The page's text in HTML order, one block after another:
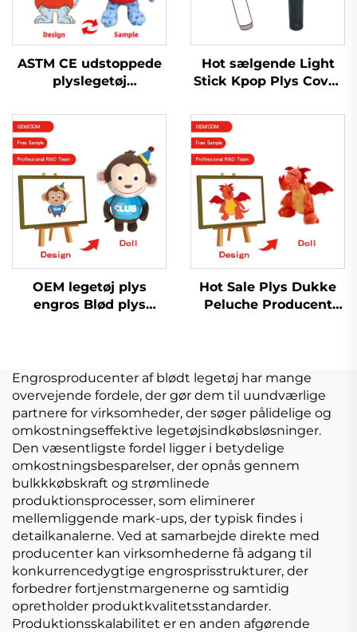
ASTM CE udstoppede
plyslegetøj
udstoppet blødt
plyslegetøj til salg
Hot sælgende Light
Stick Kpop Plys Cover
Pop Star Fans Musik
Koncert Fejring
OEM legetøj plys
engros Blød plys
Hot Sale Plys Dukke
Peluche Producent
Engrosproducenter af blødt legetøj har mange
overvejende fordele, der gør dem til uundværlige
partnere for virksomheder, der søger pålidelige og
omkostningseffektive legetøjsindkøbsløsninger.
Den væsentligste fordel ligger i betydelige
omkostningsbesparelser, der opnås gennem
bulkkkøbskraft og strømlinede
produktionsprocesser, som eliminerer
mellemliggende mark-ups, der typisk findes i
detailkanalerne. Ved at samarbejde direkte med
producenter kan virksomhederne få adgang til
konkurrencedygtige engrosprisstrukturer, der
forbedrer fortjenstmargenerne og samtidig
opretholder produktkvalitetsstandarder.
Produktionsskalabilitet er en anden afgørende